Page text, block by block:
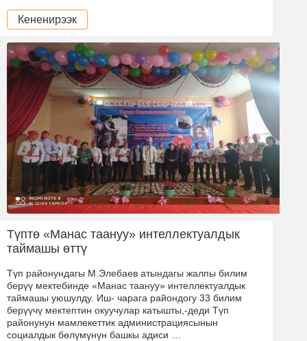
Кененирээк
Түптө «Манас таануу» интеллектуалдык
таймашы өттү
Түп районундагы М.Элебаев атындагы жалпы билим
берүү мектебинде «Манас таануу» интеллектуалдык
таймашы уюшулду. Иш- чарага райондогу 33 билим
берүүчү мектептин окуучулар катышты,-деди Түп
районунун мамлекеттик администрациясынын
социалдык бөлүмүнүн башкы адиси …